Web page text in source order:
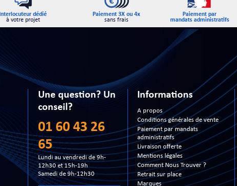
Interlocuteur dédié
à votre projet
Paiement 3X ou 4x
sans frais
Paiement par
mandats administratifs
Une question? Un
conseil?
01 60 43 26
65
Lundi au vendredi de 9h-
12h30 et 15h-19h
Samedi de 9h-12h30
Informations
A propos
Conditions générales de vente
Paiement par mandats
administratifs
Livraison offerte
Mentions légales
Comment Nous Trouver ?
Retrait sur place
Marques